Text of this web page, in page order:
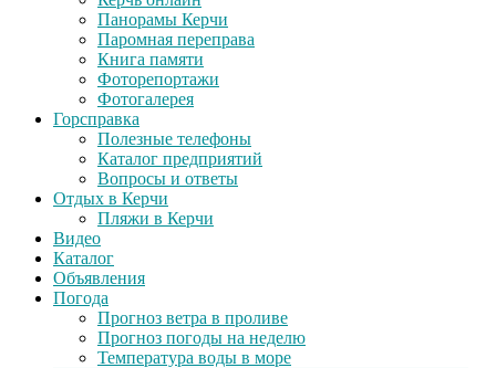
Панорамы Керчи
Паромная переправа
Книга памяти
Фоторепортажи
Фотогалерея
Горсправка
Полезные телефоны
Каталог предприятий
Вопросы и ответы
Отдых в Керчи
Пляжи в Керчи
Видео
Каталог
Объявления
Погода
Прогноз ветра в проливе
Прогноз погоды на неделю
Температура воды в море